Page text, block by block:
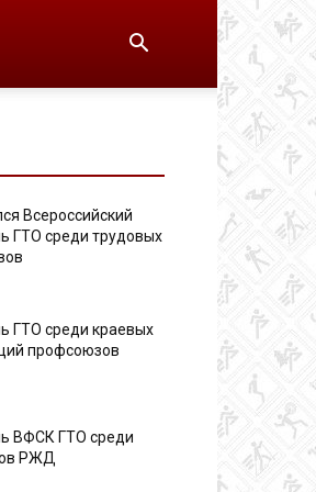
Всероссийский
ГТО среди трудовых
ГТО среди краевых
профсоюзов
ВФСК ГТО среди
РЖД